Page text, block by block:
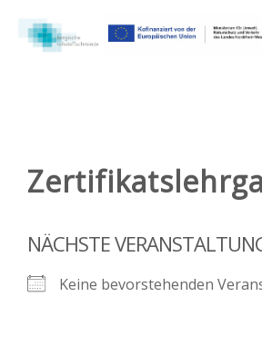
Inhalt
springen
NÄCHSTE
Keine bevorstehenden